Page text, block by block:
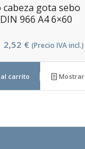
gota sebo
966 A4 6×60
2,52 €El
actual
(Precio IVA incl.)
carrito